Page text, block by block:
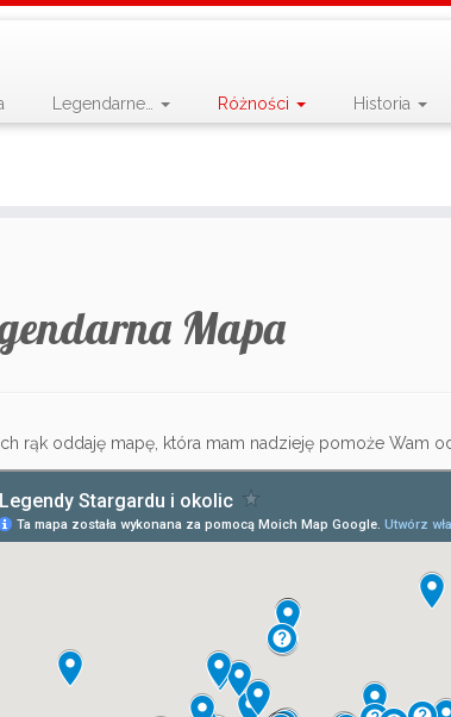
Legendarne… Różności Historia
Mapa
rąk oddaję mapę, która mam nadzieję pomoże Wam